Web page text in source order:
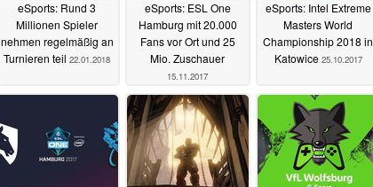
eSports: Rund 3
Millionen Spieler
nehmen regelmäßig an
Turnieren teil 22.01.2018
eSports: ESL One
Hamburg mit 20.000
Fans vor Ort und 25
Mio. Zuschauer
15.11.2017
eSports: Intel Extreme
Masters World
Championship 2018 in
Katowice 25.10.2017